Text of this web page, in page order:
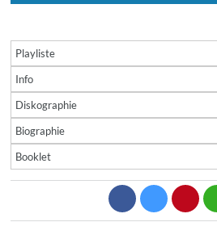
Playliste
Info
Diskographie
Biographie
Booklet